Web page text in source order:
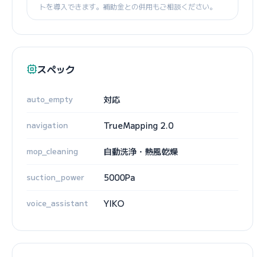
トを導入できます。補助金との併用もご相談ください。
スペック
auto_empty 対応
navigation TrueMapping 2.0
mop_cleaning 自動洗浄・熱風乾燥
suction_power 5000Pa
voice_assistant YIKO